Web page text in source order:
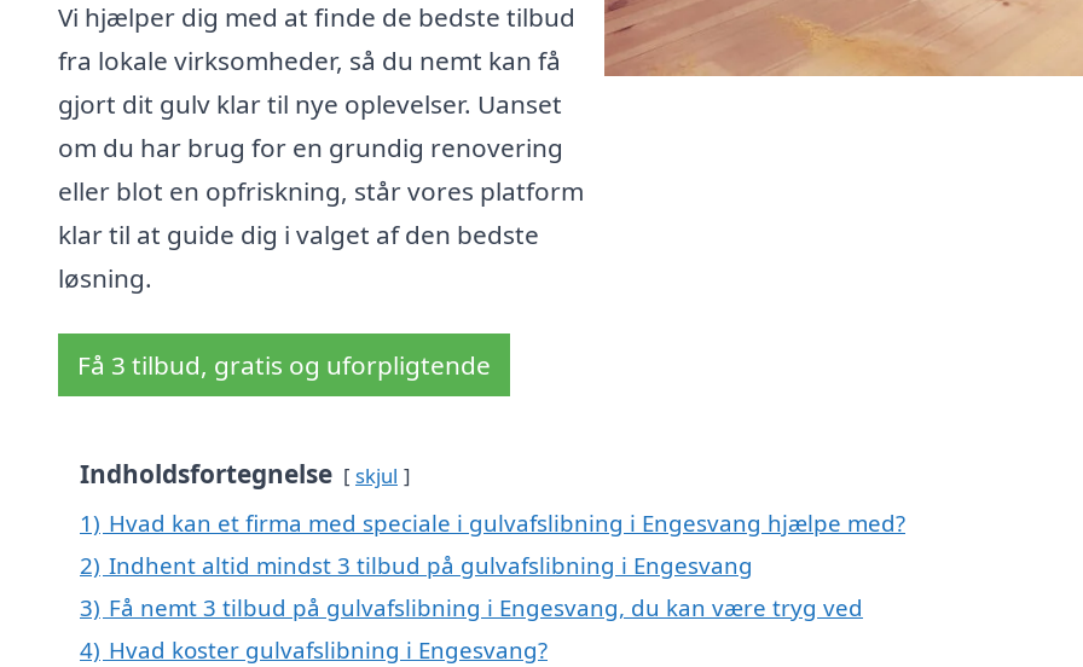
Vi hjælper dig med at finde de bedste tilbud
fra lokale virksomheder, så du nemt kan få
gjort dit gulv klar til nye oplevelser. Uanset
om du har brug for en grundig renovering
eller blot en opfriskning, står vores platform
klar til at guide dig i valget af den bedste
løsning.
Få 3 tilbud, gratis og uforpligtende
Indholdsfortegnelse skjul
1) Hvad kan et firma med speciale i gulvafslibning i Engesvang hjælpe med?
2) Indhent altid mindst 3 tilbud på gulvafslibning i Engesvang
3) Få nemt 3 tilbud på gulvafslibning i Engesvang, du kan være tryg ved
4) Hvad koster gulvafslibning i Engesvang?